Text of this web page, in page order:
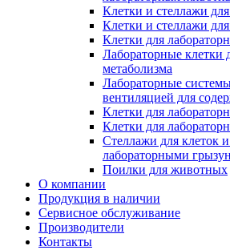
Клетки и стеллажи
Клетки и стеллажи
Клетки для
Лабораторные клетки
метаболизма
Лабораторные
вентиляцией для
Клетки для
Клетки для
Стеллажи для клеток
лабораторными
Поилки для животных
О компании
Продукция в наличии
Сервисное обслуживание
Производители
Контакты